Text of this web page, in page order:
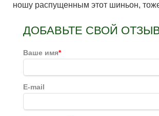
ношу распущенным этот шиньон,
ДОБАВЬТЕ СВОЙ
Ваше имя*
E-mail